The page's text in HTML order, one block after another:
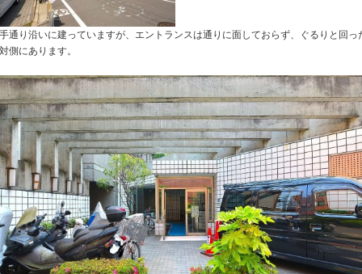
通り沿いに建っていますが、エントランスは通りに面しておらず、ぐるりと回っ
側にあります。